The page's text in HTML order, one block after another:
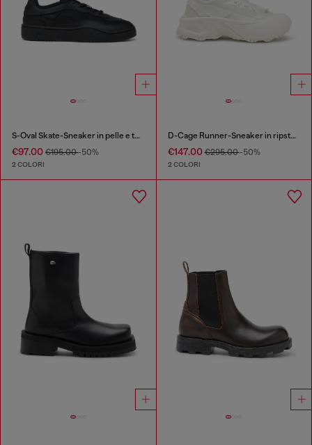
S-Oval Skate-Sneaker in pelle e tessuto
€97.00 €195.00-50%
2 COLORI
D-Cage Runner-Sneaker in ripstop e TPU
€147.00€295.00-50%
2 COLORI